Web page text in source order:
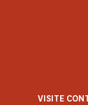
VISITE